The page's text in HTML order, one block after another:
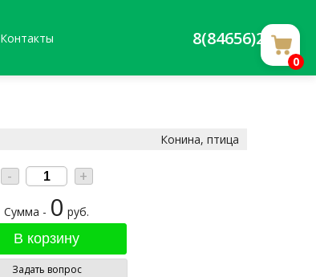
Контакты 8(84656)20588
0
Конина, птица
- +
Сумма - 0 руб.
Задать вопрос